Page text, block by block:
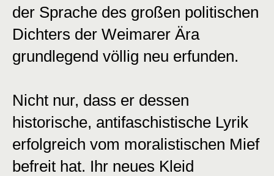
der Sprache des großen politischen
Dichters der Weimarer Ära
grundlegend völlig neu erfunden.
Nicht nur, dass er dessen
historische, antifaschistische Lyrik
erfolgreich vom moralistischen Mief
befreit hat. Ihr neues Kleid